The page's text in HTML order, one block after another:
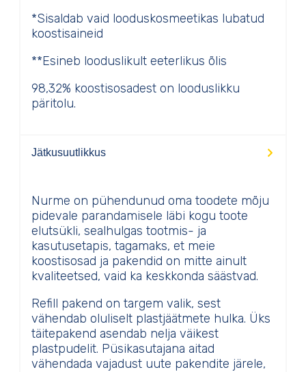
*Sisaldab vaid looduskosmeetikas lubatud
koostisaineid
**Esineb looduslikult eeterlikus õlis
98,32% koostisosadest on looduslikku
päritolu.
Jätkusuutlikkus
Nurme on pühendunud oma toodete mõju
pidevale parandamisele läbi kogu toote
elutsükli, sealhulgas tootmis- ja
kasutusetapis, tagamaks, et meie
koostisosad ja pakendid on mitte ainult
kvaliteetsed, vaid ka keskkonda säästvad.
Refill pakend on targem valik, sest
vähendab oluliselt plastjäätmete hulka. Üks
täitepakend asendab nelja väikest
plastpudelit. Püsikasutajana aitad
vähendada vajadust uute pakendite järele,